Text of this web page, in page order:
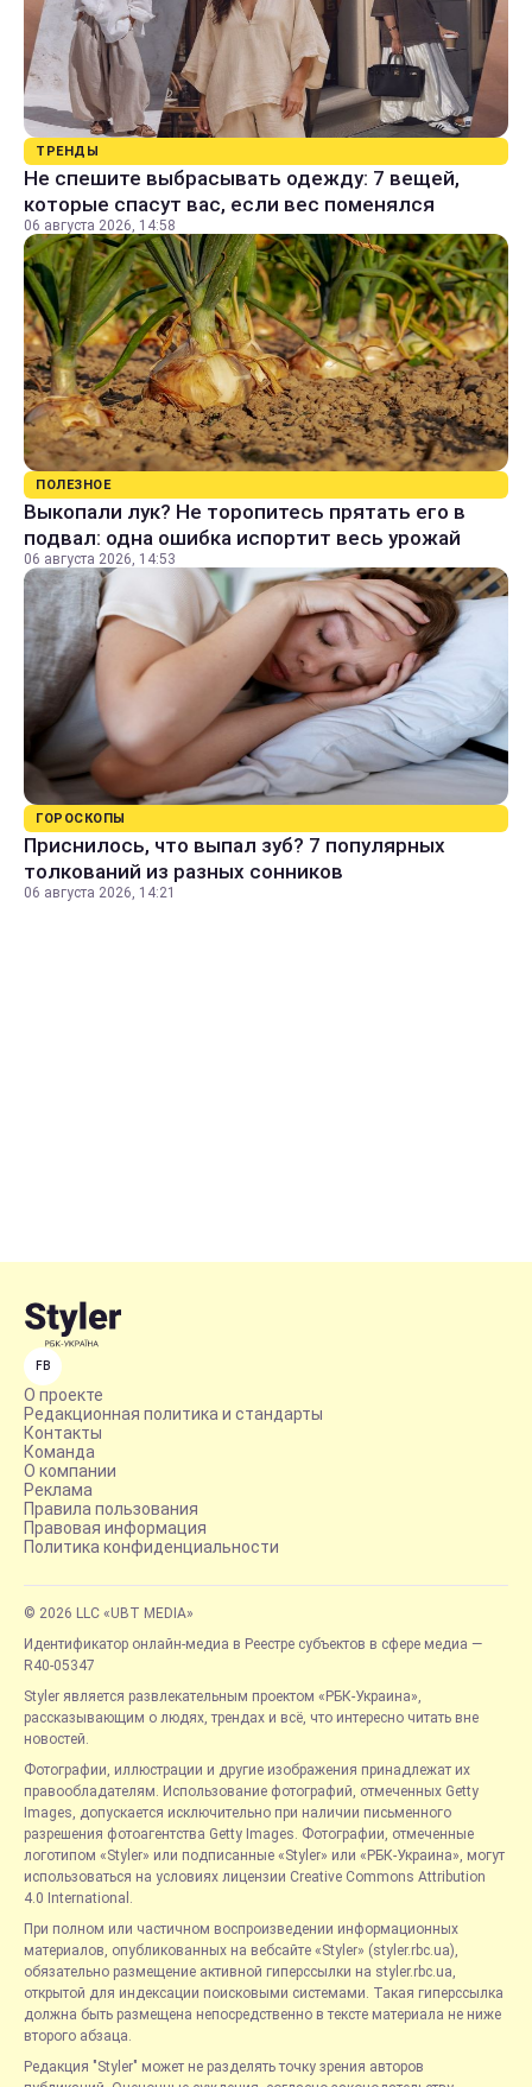
ТРЕНДЫ
Не спешите выбрасывать одежду: 7 вещей,
которые спасут вас, если вес поменялся
06 августа 2026, 14:58
ПОЛЕЗНОЕ
Выкопали лук? Не торопитесь прятать его в
подвал: одна ошибка испортит весь урожай
06 августа 2026, 14:53
ГОРОСКОПЫ
Приснилось, что выпал зуб? 7 популярных
толкований из разных сонников
06 августа 2026, 14:21
FB
О проекте
Редакционная политика и стандарты
Контакты
Команда
О компании
Реклама
Правила пользования
Правовая информация
Политика конфиденциальности
© 2026 LLC «UBT MEDIA»
Идентификатор онлайн-медиа в Реестре субъектов в сфере медиа —
R40-05347
Styler является развлекательным проектом «РБК-Украина»,
рассказывающим о людях, трендах и всё, что интересно читать вне
новостей.
Фотографии, иллюстрации и другие изображения принадлежат их
правообладателям. Использование фотографий, отмеченных Getty
Images, допускается исключительно при наличии письменного
разрешения фотоагентства Getty Images. Фотографии, отмеченные
логотипом «Styler» или подписанные «Styler» или «РБК-Украина», могут
использоваться на условиях лицензии Creative Commons Attribution
4.0 International.
При полном или частичном воспроизведении информационных
материалов, опубликованных на вебсайте «Styler» (styler.rbc.ua),
обязательно размещение активной гиперссылки на styler.rbc.ua,
открытой для индексации поисковыми системами. Такая гиперссылка
должна быть размещена непосредственно в тексте материала не ниже
второго абзаца.
Редакция "Styler" может не разделять точку зрения авторов